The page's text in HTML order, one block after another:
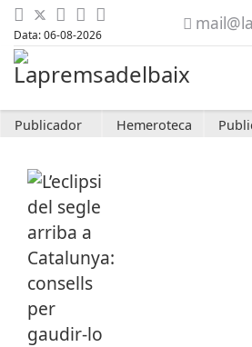
Data: 06-08-2026
Publicador Hemeroteca